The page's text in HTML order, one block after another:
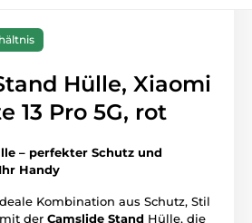
Hülle, Xiaomi
13 Pro 5G, rot
– perfekter Schutz und
Handy
Kombination aus Schutz, Stil
der Camslide Stand Hülle, die